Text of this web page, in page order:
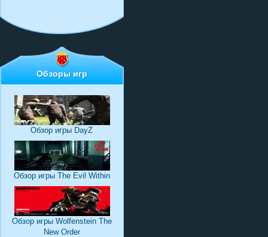
Обзоры игр
Обзор игры DayZ
Обзор игры The Evil Within
Обзор игры Wolfenstein The
New Order